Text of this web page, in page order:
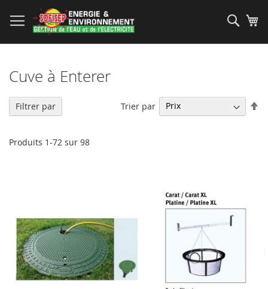
au
contenu
Cuve à Enterer
Produits 1-72 sur 98
Trier par
Filtrer par